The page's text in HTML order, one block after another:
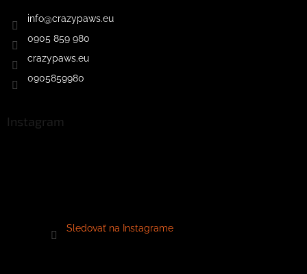
info@crazypaws.eu
0905 859 980
crazypaws.eu
0905859980
Instagram
Sledovať na Instagrame